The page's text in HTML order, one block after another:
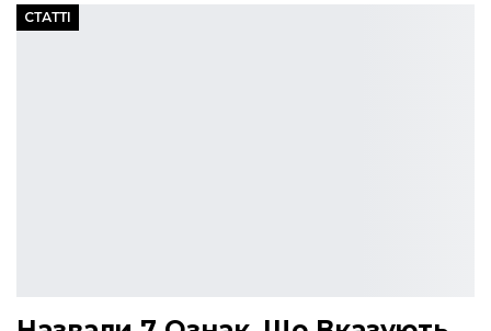
СТАТТІ